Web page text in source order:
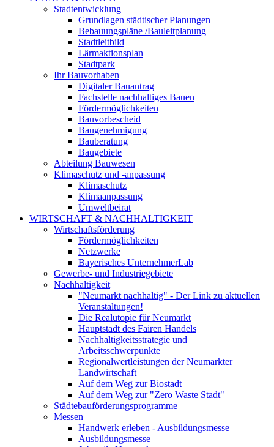
Stadtentwicklung
Grundlagen städtischer Planungen
Bebauungspläne /Bauleitplanung
Stadtleitbild
Lärmaktionsplan
Stadtpark
Ihr Bauvorhaben
Digitaler Bauantrag
Fachstelle nachhaltiges Bauen
Fördermöglichkeiten
Bauvorbescheid
Baugenehmigung
Bauberatung
Baugebiete
Abteilung Bauwesen
Klimaschutz und -anpassung
Klimaschutz
Klimaanpassung
Umweltbeirat
WIRTSCHAFT & NACHHALTIGKEIT
Wirtschaftsförderung
Fördermöglichkeiten
Netzwerke
Bayerisches UnternehmerLab
Gewerbe- und Industriegebiete
Nachhaltigkeit
"Neumarkt nachhaltig" - Der Link zu aktuellen
Veranstaltungen!
Die Realutopie für Neumarkt
Hauptstadt des Fairen Handels
Nachhaltigkeitsstrategie und
Arbeitsschwerpunkte
Regionalwertleistungen der Neumarkter
Landwirtschaft
Auf dem Weg zur Biostadt
Auf dem Weg zur "Zero Waste Stadt"
Städtebauförderungsprogramme
Messen
Handwerk erleben - Ausbildungsmesse
Ausbildungsmesse